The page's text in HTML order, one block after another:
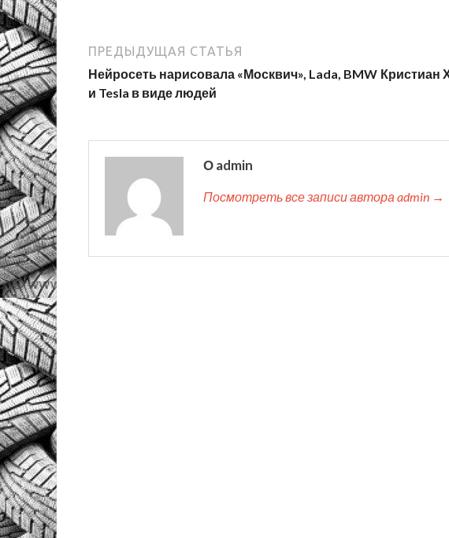
ПРЕДЫДУЩАЯ СТАТЬЯ
Нейросеть нарисовала «Москвич», Lada, BMW
и Tesla в виде людей
Кристиан
О admin
Посмотреть все записи автора admin →